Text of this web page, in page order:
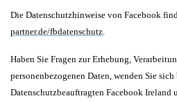
Die Datenschutzhinweise von Facebook
partner.de/fbdatenschutz.
Haben Sie Fragen zur Erhebung,
personenbezogenen Daten, wenden Sie
Datenschutzbeauftragten Facebook Ireland